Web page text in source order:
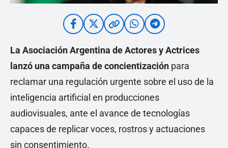
La Asociación Argentina de Actores y Actrices
lanzó una campaña de concientización para
reclamar una regulación urgente sobre el uso de la
inteligencia artificial en producciones
audiovisuales, ante el avance de tecnologías
capaces de replicar voces, rostros y actuaciones
sin consentimiento.